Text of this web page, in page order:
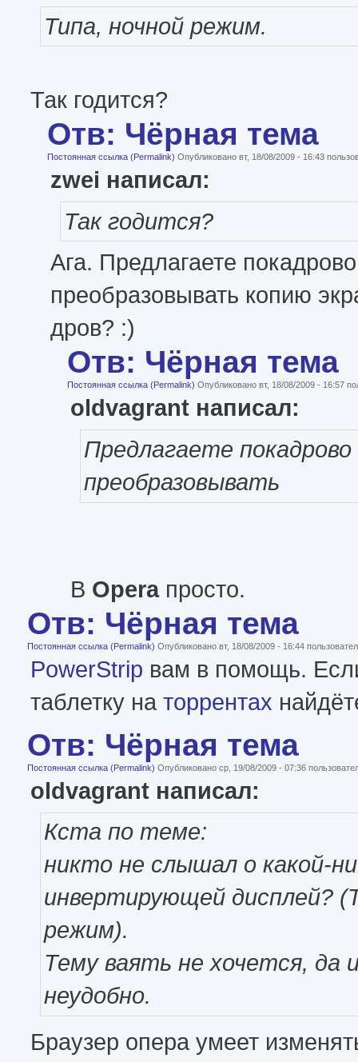
Типа, ночной режим.
Так годится?
Отв: Чёрная тема
Постоянная ссылка (Permalink) Опубликовано вт, 18/08/2009 - 16:43
zwei написал:
Так годится?
Ага. Предлагаете покадрово
преобразовывать копию
дров? :)
Отв: Чёрная тема
Постоянная ссылка (Permalink) Опубликовано вт, 18/08/2009 - 16:57
oldvagrant написал:
Предлагаете покадрово
преобразовывать
В Operaпросто.
Отв: Чёрная тема
Постоянная ссылка (Permalink) Опубликовано вт, 18/08/2009 - 16:44
PowerStrip вам в помощь.
таблетку на торрентах
Отв: Чёрная тема
Постоянная ссылка (Permalink) Опубликовано ср, 19/08/2009 - 07:36
oldvagrant написал:
Кста по теме:
никто не слышал о какой-
инвертирующей дисплей?
режим).
Тему ваять не хочется, да
неудобно.
Браузер опера умеет